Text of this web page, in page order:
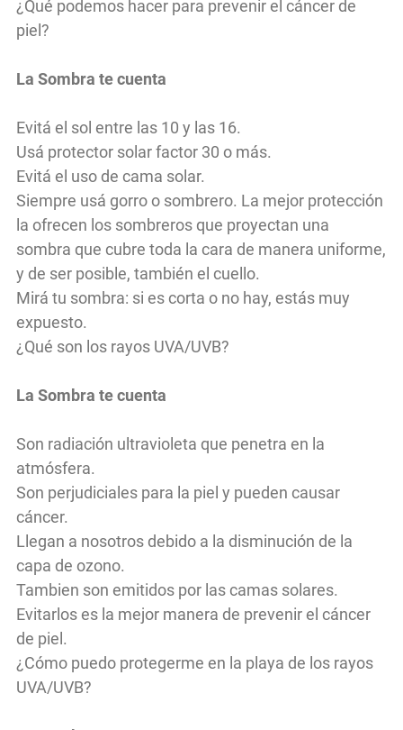
¿Qué podemos hacer para prevenir el cáncer de
piel?
La Sombra te cuenta
Evitá el sol entre las 10 y las 16.
Usá protector solar factor 30 o más.
Evitá el uso de cama solar.
Siempre usá gorro o sombrero. La mejor protección
la ofrecen los sombreros que proyectan una
sombra que cubre toda la cara de manera uniforme,
y de ser posible, también el cuello.
Mirá tu sombra: si es corta o no hay, estás muy
expuesto.
¿Qué son los rayos UVA/UVB?
La Sombra te cuenta
Son radiación ultravioleta que penetra en la
atmósfera.
Son perjudiciales para la piel y pueden causar
cáncer.
Llegan a nosotros debido a la disminución de la
capa de ozono.
Tambien son emitidos por las camas solares.
Evitarlos es la mejor manera de prevenir el cáncer
de piel.
¿Cómo puedo protegerme en la playa de los rayos
UVA/UVB?